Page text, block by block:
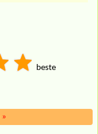
beste
»